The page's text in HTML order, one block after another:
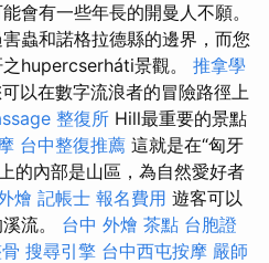
會有一些年長的開曼人不願。
蟲和諾格拉德縣的邊界，而您
hupercserháti景觀。 推拿學
以在數字流浪者的冒險路徑上
整復所 Hill最重要的景點
台中整復推薦 這就是在“匈牙
的內部是山區，為自然愛好者
燴 記帳士 報名費用 遊客可以
流。 台中 外燴 茶點 台胞證
搜尋引擎 台中西屯按摩 嚴師